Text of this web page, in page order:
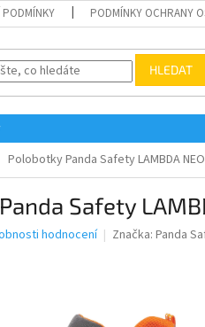
PODMÍNKY OCHRANY
HLEDAT
Polobotky Panda Safety LAMBDA
Safety
hodnocení Značka: Panda